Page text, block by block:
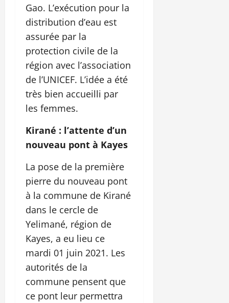
Gao. L’exécution pour la
distribution d’eau est
assurée par la
protection civile de la
région avec l’association
de l’UNICEF. L’idée a été
très bien accueilli par
les femmes.
Kirané : l’attente d’un
nouveau pont à Kayes
La pose de la première
pierre du nouveau pont
à la commune de Kirané
dans le cercle de
Yelimané, région de
Kayes, a eu lieu ce
mardi 01 juin 2021. Les
autorités de la
commune pensent que
ce pont leur permettra